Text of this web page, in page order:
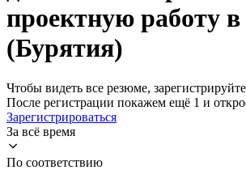
проектную работу
(Бурятия)
Чтобы видеть все резюме,
После регистрации покажем ещё 1 и
Зарегистрироваться
За всё время
По соответствию